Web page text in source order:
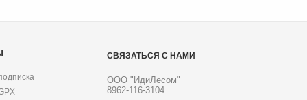
СВЯЗАТЬСЯ С НАМИ
ООО "ИдиЛесом"
8962-116-3104